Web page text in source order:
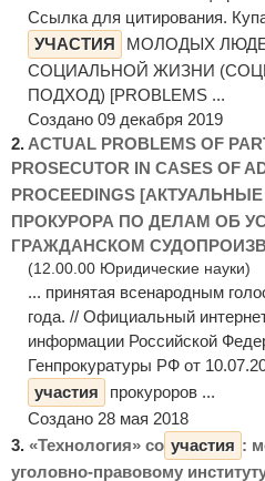
Ссылка для цитирования.
УЧАСТИЯ
МОЛОДЫХ
СОЦИАЛЬНОЙ ЖИЗНИ
ПОДХОД) [PROBLEMS ...
Создано 09 декабря 2019
2. ACTUAL PROBLEMS OF
PROSECUTOR IN CASES OF
PROCEEDINGS
ПРОКУРОРА ПО ДЕЛАМ ОБ
ГРАЖДАНСКОМ
(12.00.00 Юридические науки)
... принятая всенародным
года. // Официальный
информации Российской
Генпрокуратуры РФ от
участия
прокуроров ...
Создано 28 мая 2018
3. «Технология» со участия :
уголовно-правовому